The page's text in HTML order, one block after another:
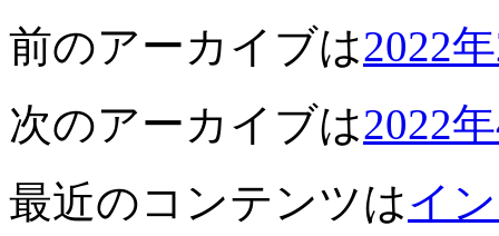
前のアーカイブは2022
次のアーカイブは2022
最近のコンテンツはイ